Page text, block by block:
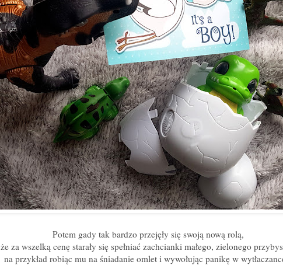
Potem gady tak bardzo przejęły się swoją nową rolą,
że za wszelką cenę starały się spełniać zachcianki małego, zielonego
na przykład robiąc mu na śniadanie omlet i wywołując panikę w